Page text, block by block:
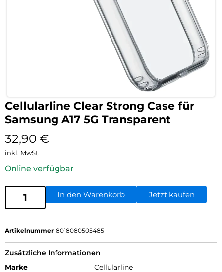
Cellularline Clear Strong Case für
Samsung A17 5G Transparent
32,90 €
inkl. MwSt.
Online verfügbar
In den Warenkorb Jetzt kaufen
Artikelnummer 8018080505485
Zusätzliche Informationen
Marke
Cellularline